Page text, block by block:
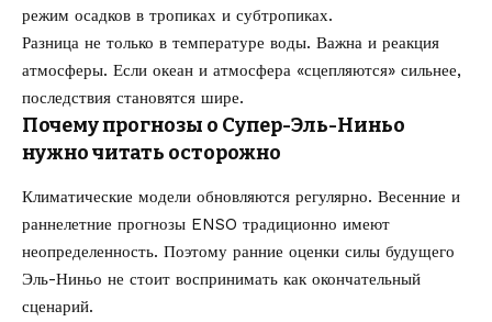
режим осадков в тропиках и субтропиках.
Разница не только в температуре воды. Важна и реакция
атмосферы. Если океан и атмосфера «сцепляются» сильнее,
последствия становятся шире.
Почему прогнозы о Супер-Эль-Ниньо
нужно читать осторожно
Климатические модели обновляются регулярно. Весенние и
раннелетние прогнозы ENSO традиционно имеют
неопределенность. Поэтому ранние оценки силы будущего
Эль-Ниньо не стоит воспринимать как окончательный
сценарий.